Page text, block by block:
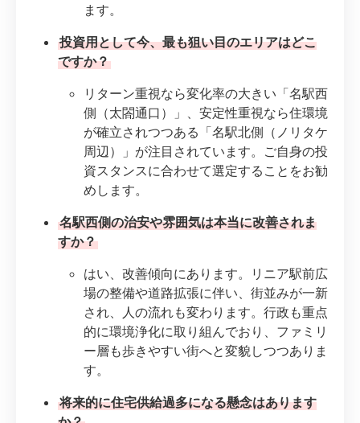
ます。
投資用として今、最も狙い目のエリアはどこ
ですか？
リターン重視なら変化率の大きい「名駅西
側（太閤通口）」、安定性重視なら住環境
が確立されつつある「名駅北側（ノリタケ
周辺）」が注目されています。ご自身の投
資スタンスに合わせて選定することをお勧
めします。
名駅西側の治安や雰囲気は本当に改善されま
すか？
はい、改善傾向にあります。リニア駅前広
場の整備や道路拡張に伴い、街並みが一新
され、人の流れも変わります。行政も重点
的に環境浄化に取り組んでおり、ファミリ
ー層も歩きやすい街へと変貌しつつありま
す。
将来的に住宅供給過多になる懸念はあります